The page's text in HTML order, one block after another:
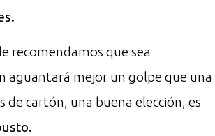
recomendamos que sea
aguantará mejor un golpe que una
de cartón, una buena elección, es